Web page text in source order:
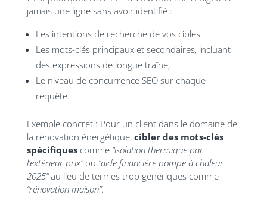
jamais une ligne sans avoir identifié :
Les intentions de recherche de vos cibles
Les mots-clés principaux et secondaires, incluant
des expressions de longue traîne,
Le niveau de concurrence SEO sur chaque
requête.
Exemple concret : Pour un client dans le domaine de
la rénovation énergétique, cibler des mots-clés
spécifiquescomme “isolation thermique par
l’extérieur prix”ou “aide financière pompe à chaleur
2025”au lieu de termes trop génériques comme
“rénovation maison”.